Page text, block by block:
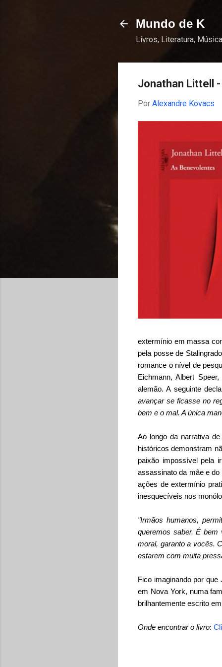
Mundo de K
Livros, Literatura,
Jonathan Littell
Por Alexandre Kovacs
extermínio em massa
pela posse de
romance o nível de
Eichmann, Albert
alemão. A seguinte
avançar se ficasse no
bem e o mal. A única
Ao longo da narrativa
históricos demonstram
paixão impossível pela
assassinato da mãe e
ações de extermínio
inesquecíveis nos
"Irmãos humanos,
queremos saber. É bem
moral, garanto a vocês.
estarem com muita
Fico imaginando por
em Nova York, numa
brilhantemente escrito
Onde encontrar o livro: